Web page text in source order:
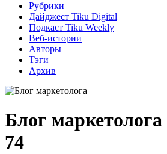
Рубрики
Дайджест Tiku Digital
Подкаст Tiku Weekly
Веб-истории
Авторы
Тэги
Архив
Блог маркетолога
74